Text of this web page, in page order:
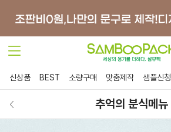
신상품 BEST 소량구매 맞춤제작 샘플신청
추억의 분식메뉴